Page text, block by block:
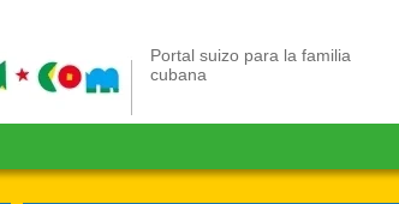
Portal suizo para la familia
cubana